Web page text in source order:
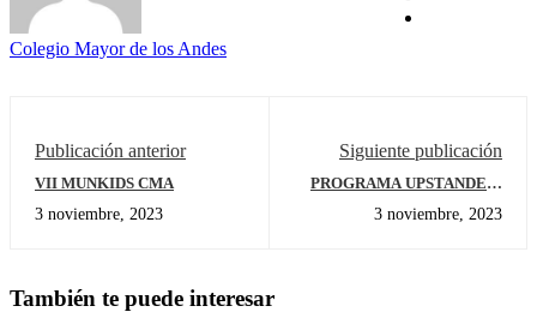
Colegio Mayor de los Andes
Publicación anterior
VII MUNKIDS CMA
3 noviembre, 2023
Siguiente publicación
PROGRAMA UPSTANDER-
PREESCOLAR
3 noviembre, 2023
También te puede interesar